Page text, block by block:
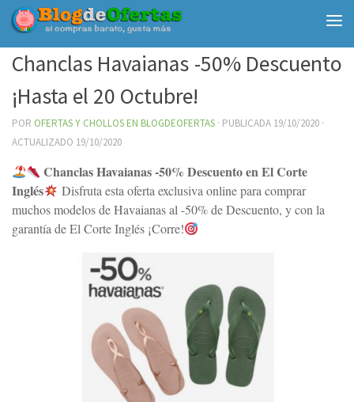
Debajo del contenido
Chanclas Havaianas -50% Descuento
¡Hasta el 20 Octubre!
POR OFERTAS Y CHOLLOS EN BLOGDEOFERTAS · PUBLICADA 19/10/2020 ·
ACTUALIZADO 19/10/2020
Chanclas Havaianas -50% Descuento en El Corte
Inglés
Disfruta esta oferta exclusiva online para comprar
muchos modelos de Havaianas al -50% de Descuento, y con la
garantía de El Corte Inglés ¡Corre!